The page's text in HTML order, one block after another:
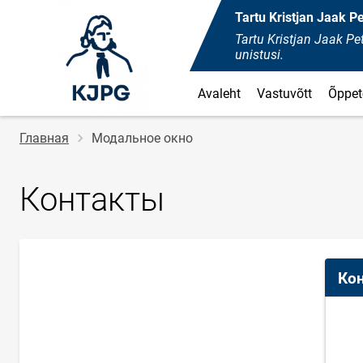
Tartu Kristjan Jaak
Tartu Kristjan Jaak
unistusi.
Avaleht Vastuvõtt
Строка
Главная Модальное окно
Контакты